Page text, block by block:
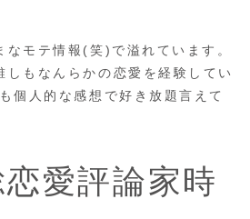
なモテ情報(笑)で溢れています。
しもなんらかの恋愛を経験してい
個人的な感想で好き放題言えて
愛評論家時